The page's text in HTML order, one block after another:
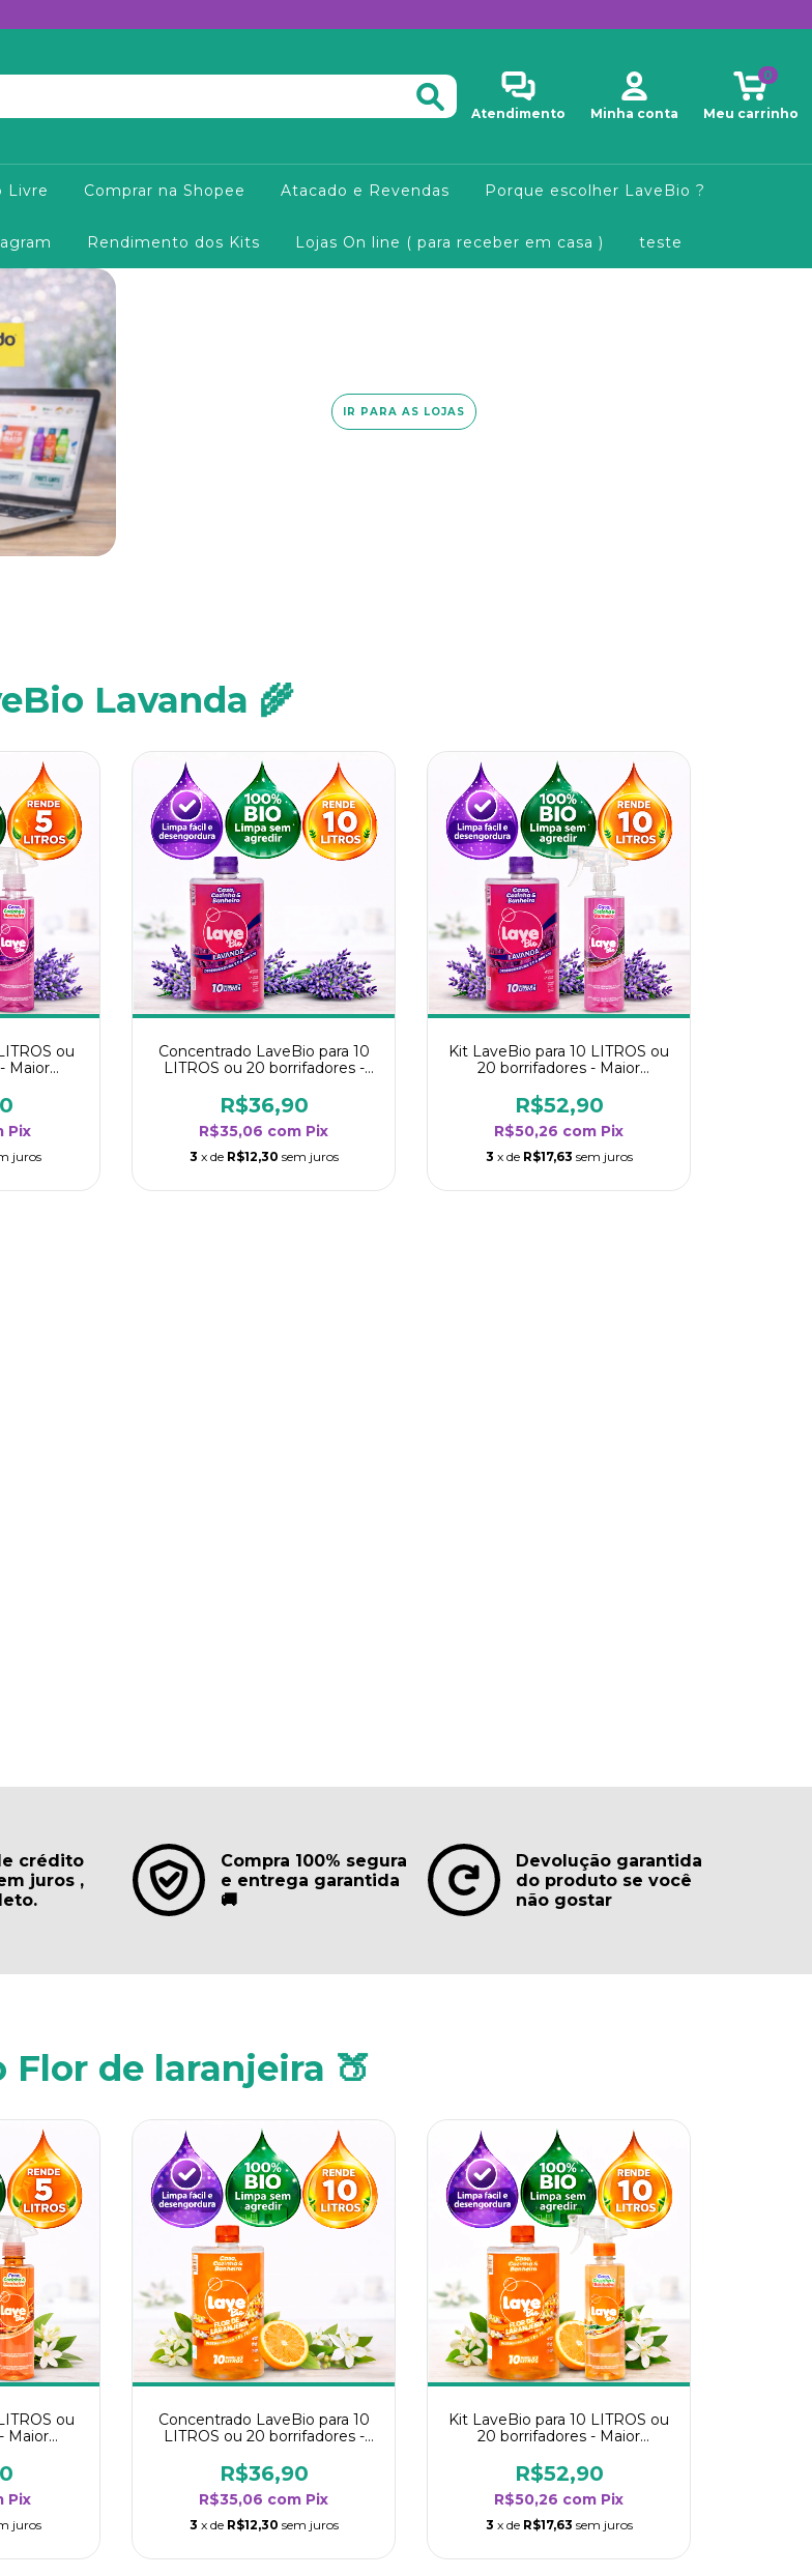
Atendimento Minha conta Meu carrinho
0
Livre Comprar na Shopee Atacado e Revendas Porque escolher LaveBio ?
Rendimento dos Kits Lojas On line ( para receber em casa ) teste
IR PARA AS LOJAS
Lavanda 🌾
ou
Maior
Pix
juros
Concentrado LaveBio para 10
LITROS ou 20 borrifadores -
- Lavanda
R$36,90
R$35,06 com Pix
3 x de R$12,30 sem juros
Kit LaveBio para 10 LITROS ou
20 borrifadores - Maior
Lavanda
R$52,90
R$50,26 com Pix
3 x de R$17,63 sem juros
crédito
juros ,
Compra 100% segura
e entrega garantida
🚚
Devolução garantida
do produto se você
não gostar
Flor de laranjeira 🍑
ou
Maior
Pix
juros
Concentrado LaveBio para 10
LITROS ou 20 borrifadores -
- Flor de Laranjeira
R$36,90
R$35,06 com Pix
3 x de R$12,30 sem juros
Kit LaveBio para 10 LITROS ou
20 borrifadores - Maior
de Laranjeira
R$52,90
R$50,26 com Pix
3 x de R$17,63 sem juros